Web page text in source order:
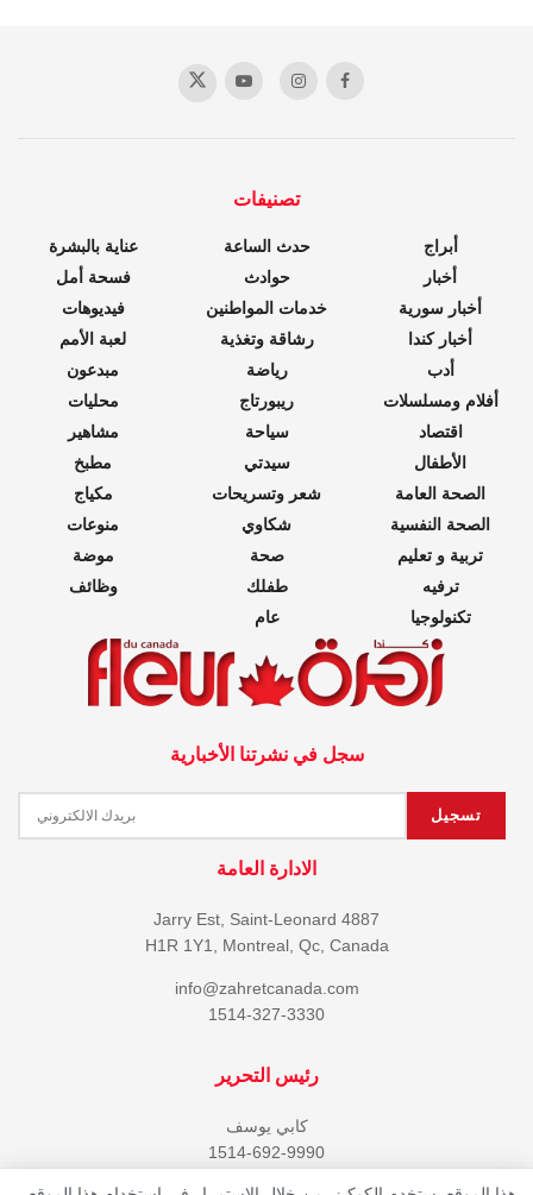
تصنيفات
أبراج
أخبار
أخبار سورية
أخبار كندا
أدب
أفلام ومسلسلات
اقتصاد
الأطفال
الصحة العامة
الصحة النفسية
تربية و تعليم
ترفيه
تكنولوجيا
حدث الساعة
حوادث
خدمات المواطنين
رشاقة وتغذية
رياضة
ريبورتاج
سياحة
سيدتي
شعر وتسريحات
شكاوي
صحة
طفلك
عام
عناية بالبشرة
فسحة أمل
فيديوهات
لعبة الأمم
مبدعون
محليات
مشاهير
مطبخ
مكياج
منوعات
موضة
وظائف
سجل في نشرتنا الأخبارية
الادارة العامة
4887 Jarry Est, Saint-Leonard
H1R 1Y1, Montreal, Qc, Canada
info@zahretcanada.com
1514-327-3330
رئيس التحرير
كابي يوسف
1514-692-9990